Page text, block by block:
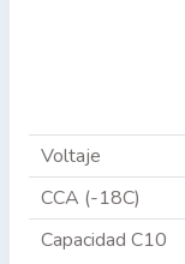
Voltaje
CCA (-18C)
Capacidad C10